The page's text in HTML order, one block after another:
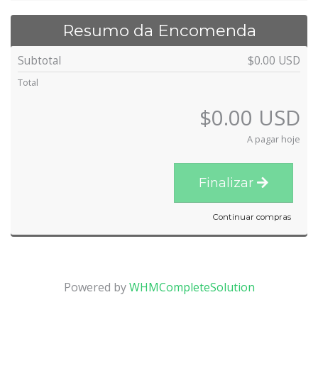
Resumo da Encomenda
Subtotal $0.00 USD
Total
$0.00 USD
A pagar hoje
Finalizar
Continuar compras
Powered byWHMCompleteSolution